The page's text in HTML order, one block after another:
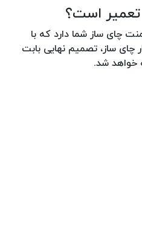
تعمیر است؟
چای ساز شما دارد که با
ساز، تصمیم نهایی بابت
خواهد شد.